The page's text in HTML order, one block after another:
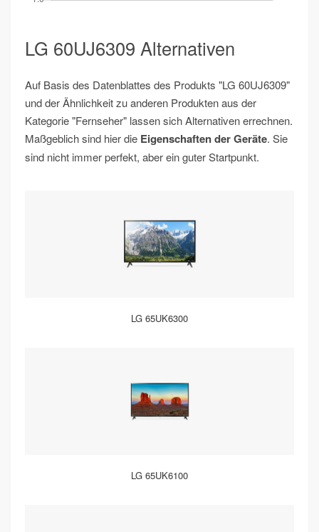
LG 60UJ6309 Alternativen
Auf Basis des Datenblattes des Produkts "LG 60UJ6309"
und der Ähnlichkeit zu anderen Produkten aus der
Kategorie "Fernseher" lassen sich Alternativen errechnen.
Maßgeblich sind hier die Eigenschaften der Geräte. Sie
sind nicht immer perfekt, aber ein guter Startpunkt.
LG 65UK6300
LG 65UK6100